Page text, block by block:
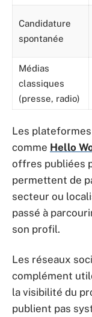
Candidature
spontanée
Médias
classiques
(presse, radio)
Les
comme Hello
offres publiées
permettent de
secteur ou
passé à
son profil.
Les réseaux
complément
la visibilité du
publient pas